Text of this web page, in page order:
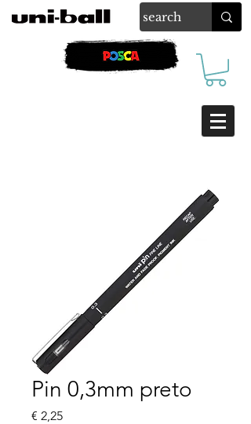
Pin 0,3mm preto
€ 2,25Preço